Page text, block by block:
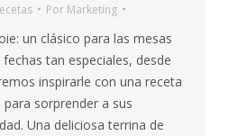
Por Marketing
un clásico para las mesas
tan especiales, desde
inspirarle con una receta
sorprender a sus
Una deliciosa terrina de